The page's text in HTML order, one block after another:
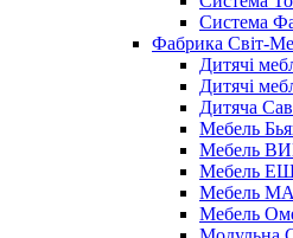
Система
Фабрика Світ-
Дитячі
Дитячі
Дитяча
Мебель
Мебель
Мебель
Мебель
Мебель